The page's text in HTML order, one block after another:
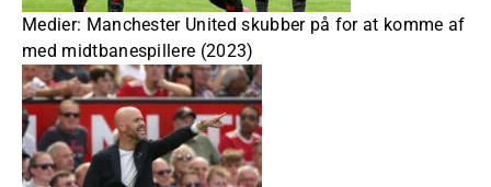
Medier: Manchester United skubber på for at komme af
med midtbanespillere (2023)